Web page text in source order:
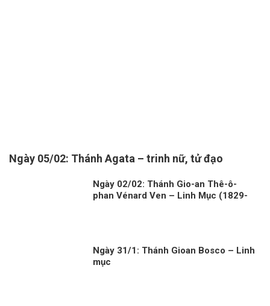
Ngày 05/02: Thánh Agata – trinh nữ, tử đạo
Ngày 02/02: Thánh Gio-an Thê-ô-
phan Vénard Ven – Linh Mục (1829-
Ngày 31/1: Thánh Gioan Bosco – Linh
mục